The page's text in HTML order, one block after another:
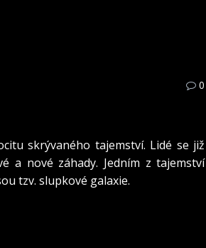
0
skrývaného tajemství. Lidé se již
a nové záhady. Jedním z tajemství
tzv. slupkové galaxie.
MAM50, ST-10XME)